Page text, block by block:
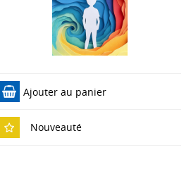
Ajouter au panier
Nouveauté